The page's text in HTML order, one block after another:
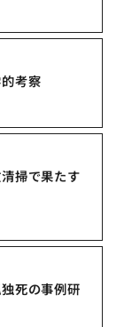
考察
掃で果たす
死の事例研